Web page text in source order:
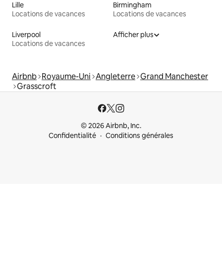
Lille
Locations de vacances
Birmingham
Locations de vacances
Liverpool
Locations de vacances
Afficher plus
Airbnb Royaume-Uni Angleterre Grand Manchester
Grasscroft
© 2026 Airbnb, Inc.
Confidentialité
Conditions générales